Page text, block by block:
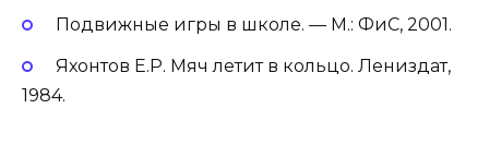
Подвижные игры в школе. — М.: ФиС, 2001.
Яхонтов Е.Р. Мяч летит в кольцо. Лениздат,
1984.